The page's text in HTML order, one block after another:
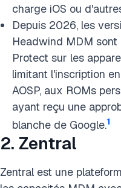
charge iOS ou
Depuis 2026, les
Headwind MDM
Protect sur les
limitant l'inscription
AOSP, aux ROMs
ayant reçu une
blanche de Google.1
2. Zentral
Zentral est une